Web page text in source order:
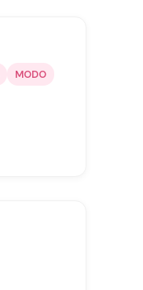
MODO